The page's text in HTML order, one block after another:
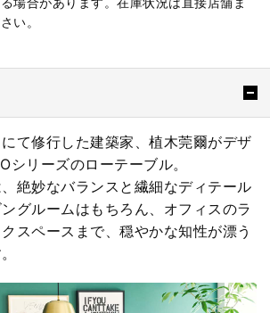
い。
て修行した建築家、植木莞爾がデザ
シリーズのローテーブル。
絶妙なバランスと繊細なディテール
グルームはもちろん、オフィスのラ
スペースまで、穏やかな知性が漂う